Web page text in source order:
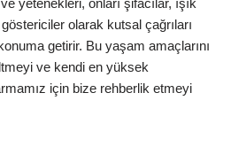
olarak kutsal çağrıları
getirir. Bu yaşam amaçlarını
ve kendi en yüksek
için bize rehberlik etmeyi